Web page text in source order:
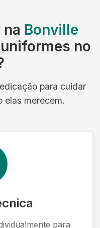
Bonville
no
para cuidar
elas merecem.
para